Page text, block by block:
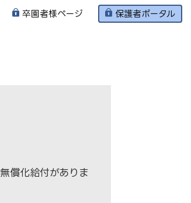
卒園者様ページ 保護者ポータル
償化給付がありま